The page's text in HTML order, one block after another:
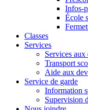
Infos-
École
Classes
Services
Services aux
Transport
Aide aux
Service de garde
Information
Supervision